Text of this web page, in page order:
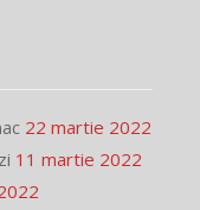
22 martie 2022
11 martie 2022